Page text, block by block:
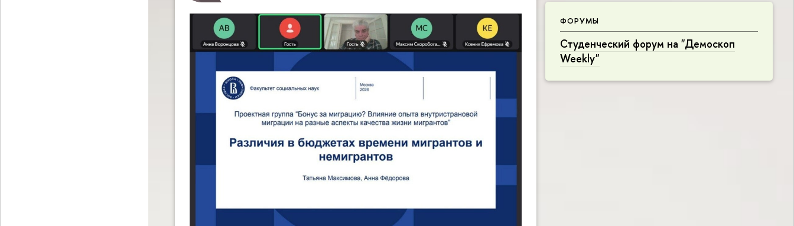
ФОРУМЫ
Студенческий форум на "Демоскоп
Weekly"